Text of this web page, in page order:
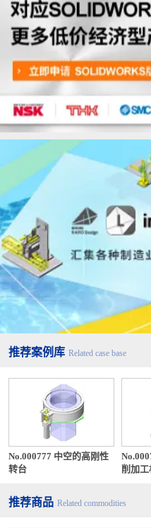
推荐案例库 Related case base
No.000777 中空的高刚性
转台
削加工
推荐商品 Related commodities